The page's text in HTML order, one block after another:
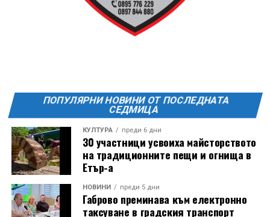
20:00ч. Куиз вечер за обща култура
21:30ч. Прожекция на филма “Брънч за начинаещи”
Ще бъде хубаво – не някога и някъде, а тук и сега!
ПОПУЛЯРНИ НОВИНИ ОТ ПОСЛЕДНАТА
СЕДМИЦА
КУЛТУРА преди 6 дни
30 участници усвоиха майсторството
на традиционните пещи и огнища в
Етър-а
НОВИНИ преди 5 дни
Габрово преминава към електронно
таксуване в градския транспорт